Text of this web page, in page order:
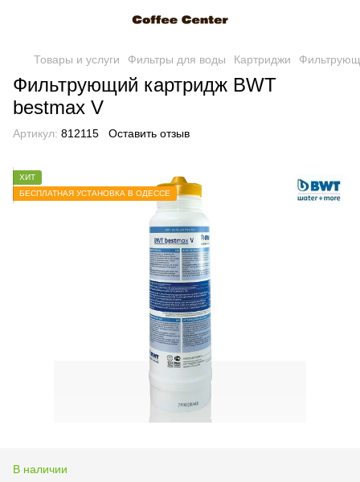
Товары и услуги Фильтры для воды Картриджи
Фильтрующий картридж BWT
bestmax V
Артикул: 812115 Оставить отзыв
ХИТ
БЕСПЛАТНАЯ УСТАНОВКА В ОДЕССЕ
В наличии